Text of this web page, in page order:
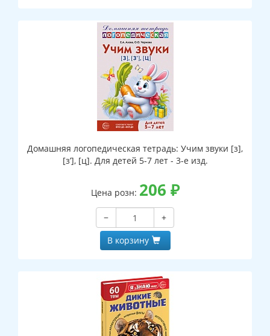
Домашняя логопедическая тетрадь: Учим звуки [з],
[з’], [ц]. Для детей 5-7 лет - 3-е изд.
Цена розн: 206 ₽
−
+
В корзину